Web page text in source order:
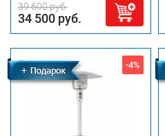
39 600 руб.
34 500 руб.
Бесплатная
доставка
-4%